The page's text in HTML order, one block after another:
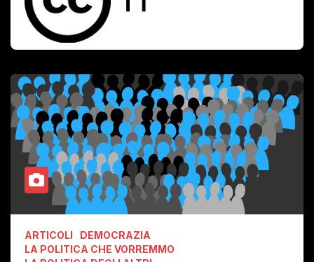
ARTICOLI
DEMOCRAZIA
LA POLITICA CHE VORREMMO